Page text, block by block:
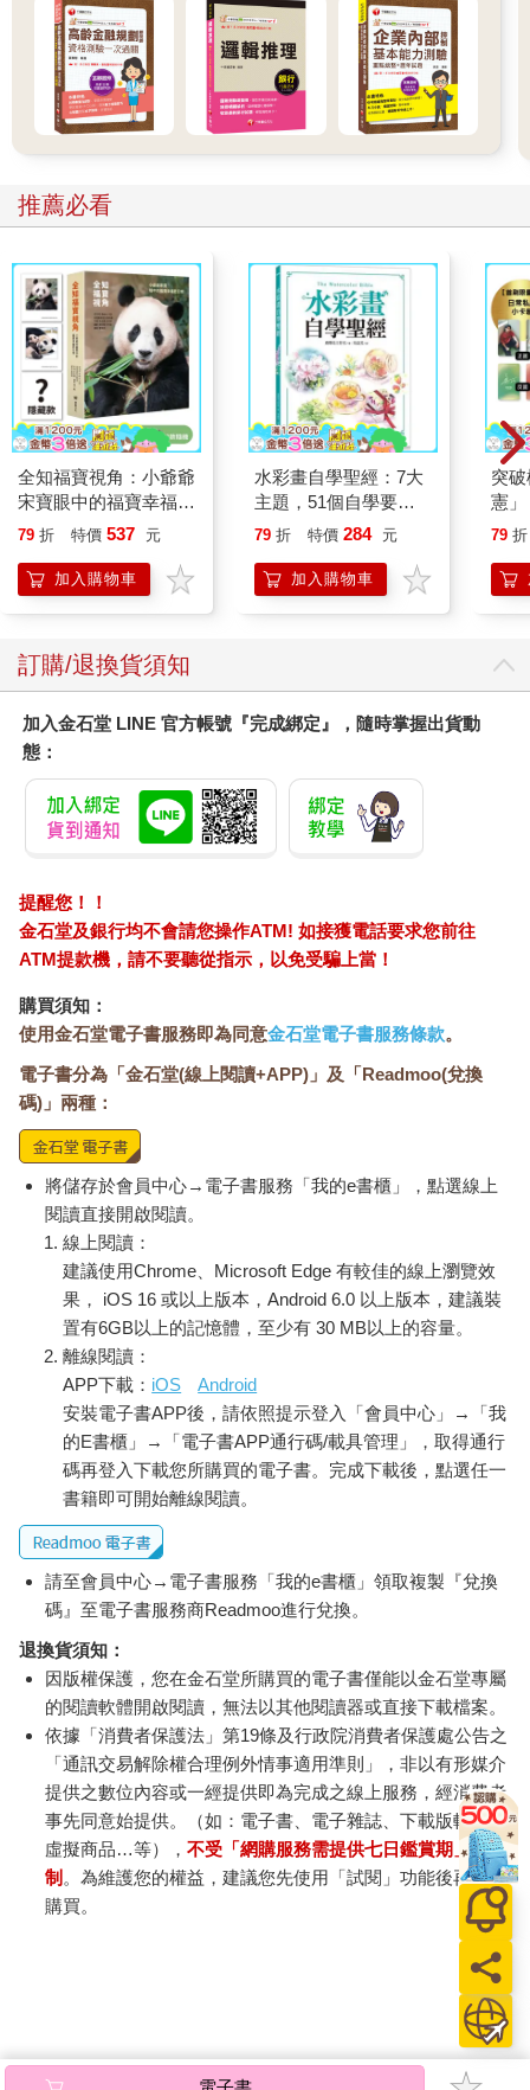
推薦必看
全知福寶視角：小爺爺
宋寶眼中的福寶幸福肥
日常（首刷限量贈：拍
79 折 特價 537 元
加入購物車
水彩畫自學聖經：7大
主題，51個自學要
點，一本最全面的水彩
79 折 特價 284 元
加入購物車
突
憲
台
「
79 折
訂購/退換貨須知
加入金石堂 LINE 官方帳號『完成綁定』，隨時掌握出貨動
態：
提醒您！！
金石堂及銀行均不會請您操作ATM! 如接獲電話要求您前往
ATM提款機，請不要聽從指示，以免受騙上當！
購買須知：
使用金石堂電子書服務即為同意金石堂電子書服務條款。
電子書分為「金石堂(線上閱讀+APP)」及「Readmoo(兌換
碼)」兩種：
將儲存於會員中心→電子書服務「我的e書櫃」，點選線上
閱讀直接開啟閱讀。
線上閱讀：
建議使用Chrome、Microsoft Edge 有較佳的線上瀏覽效
果， iOS 16 或以上版本，Android 6.0 以上版本，建議裝
置有6GB以上的記憶體，至少有 30 MB以上的容量。
離線閱讀：
APP下載： iOS
Android
安裝電子書APP後，請依照提示登入「會員中心」→「我
的E書櫃」→「電子書APP通行碼/載具管理」，取得通行
碼再登入下載您所購買的電子書。完成下載後，點選任一
書籍即可開始離線閱讀。
請至會員中心→電子書服務「我的e書櫃」領取複製『兌換
碼』至電子書服務商Readmoo進行兌換。
退換貨須知：
因版權保護，您在金石堂所購買的電子書僅能以金石堂專屬
的閱讀軟體開啟閱讀，無法以其他閱讀器或直接下載檔案。
依據「消費者保護法」第19條及行政院消費者保護處公告之
「通訊交易解除權合理例外情事適用準則」，非以有形媒介
提供之數位內容或一經提供即為完成之線上服務，經消費者
事先同意始提供。（如：電子書、電子雜誌、下載版軟體、
虛擬商品…等），不受「網購服務需提供七日鑑賞期」的限
制 。為維護您的權益，建議您先使用「試閱」功能後再付款
購買。